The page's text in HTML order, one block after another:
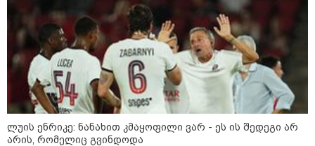
მხარს უჭერს საქართველოს
სუვერენიტეტსა და ტერიტორიულ
მთლიანობას - რუსეთს
ვალდებულებების შესრულებისკენ
მოვუწოდებთ
ეკატერინბურგში დრონებით
თავდასხმა განხორციელდა -
Wildberries-ის საწყობში ხანძარი
გაჩნდა, კოლცოვოს აეროპორტში
კი შეზღუდვა დაწესდა
ლუის ენრიკე: ნანახით კმაყოფილი ვარ - ეს ის შედეგი არ
არის, რომელიც გვინდოდა